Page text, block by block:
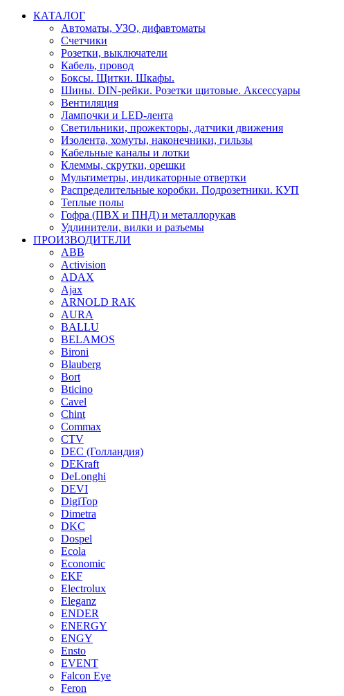
КАТАЛОГ
Автоматы, УЗО, дифавтоматы
Счетчики
Розетки, выключатели
Кабель, провод
Боксы. Щитки. Шкафы.
Шины. DIN-рейки. Розетки щитовые. Аксессуары
Вентиляция
Лампочки и LED-лента
Светильники, прожекторы, датчики движения
Изолента, хомуты, наконечники, гильзы
Кабельные каналы и лотки
Клеммы, скрутки, орешки
Мультиметры, индикаторные отвертки
Распределительные коробки. Подрозетники. КУП
Теплые полы
Гофра (ПВХ и ПНД) и металлорукав
Удлинители, вилки и разъемы
ПРОИЗВОДИТЕЛИ
ABB
Activision
ADAX
Ajax
ARNOLD RAK
AURA
BALLU
BELAMOS
Bironi
Blauberg
Bort
Bticino
Cavel
Chint
Commax
CTV
DEC (Голландия)
DEKraft
DeLonghi
DEVI
DigiTop
Dimetra
DKC
Dospel
Ecola
Economic
EKF
Electrolux
Eleganz
ENDER
ENERGY
ENGY
Ensto
EVENT
Falcon Eye
Feron